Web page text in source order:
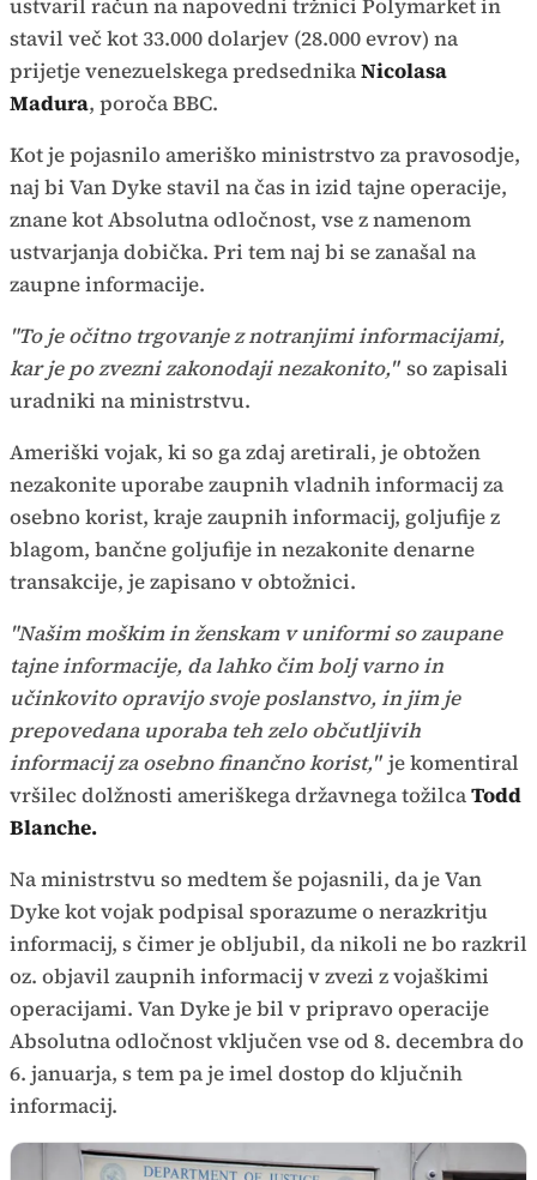
ustvaril račun na napovedni tržnici Polymarket in
stavil več kot 33.000 dolarjev (28.000 evrov) na
prijetje venezuelskega predsednikaNicolasa
Madura, poroča BBC.
Kot je pojasnilo ameriško ministrstvo za pravosodje,
naj bi Van Dyke stavil na čas in izid tajne operacije,
znane kot Absolutna odločnost, vse z namenom
ustvarjanja dobička. Pri tem naj bi se zanašal na
zaupne informacije.
"To je očitno trgovanje z notranjimi informacijami,
kar je po zvezni zakonodaji nezakonito," so zapisali
uradniki na ministrstvu.
Ameriški vojak, ki so ga zdaj aretirali, je obtožen
nezakonite uporabe zaupnih vladnih informacij za
osebno korist, kraje zaupnih informacij, goljufije z
blagom, bančne goljufije in nezakonite denarne
transakcije, je zapisano v obtožnici.
"Našim moškim in ženskam v uniformi so zaupane
tajne informacije, da lahko čim bolj varno in
učinkovito opravijo svoje poslanstvo, in jim je
prepovedana uporaba teh zelo občutljivih
informacij za osebno finančno korist," je komentiral
vršilec dolžnosti ameriškega državnega tožilcaTodd
Blanche.
Na ministrstvu so medtem še pojasnili, da je Van
Dyke kot vojak podpisal sporazume o nerazkritju
informacij, s čimer je obljubil, da nikoli ne bo razkril
oz. objavil zaupnih informacij v zvezi z vojaškimi
operacijami. Van Dyke je bil v pripravo operacije
Absolutna odločnost vključen vse od 8. decembra do
6. januarja, s tem pa je imel dostop do ključnih
informacij.